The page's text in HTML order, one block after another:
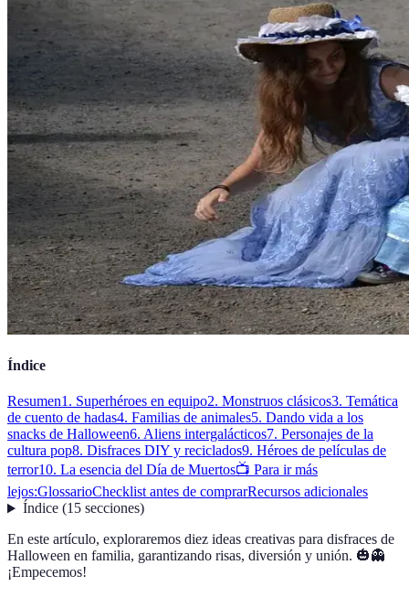
Índice
Resumen1. Superhéroes en equipo2. Monstruos clásicos3. Temática
de cuento de hadas4. Familias de animales5. Dando vida a los
snacks de Halloween6. Aliens intergalácticos7. Personajes de la
cultura pop8. Disfraces DIY y reciclados9. Héroes de películas de
terror10. La esencia del Día de Muertos📺 Para ir más
lejos:GlossarioChecklist antes de comprarRecursos adicionales
Índice(15 secciones)
En este artículo, exploraremos diez ideas creativas para disfraces de
Halloween en familia, garantizando risas, diversión y unión. 🎃👻
¡Empecemos!